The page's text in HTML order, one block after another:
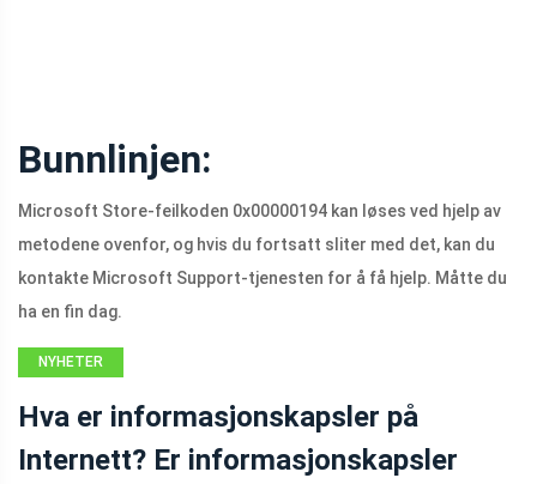
Bunnlinjen:
Microsoft Store-feilkoden 0x00000194 kan løses ved hjelp av
metodene ovenfor, og hvis du fortsatt sliter med det, kan du
kontakte Microsoft Support-tjenesten for å få hjelp. Måtte du
ha en fin dag.
NYHETER
Hva er informasjonskapsler på
Internett? Er informasjonskapsler